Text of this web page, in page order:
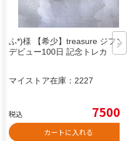
ふ*)様 【希少】treasure ジフン
デビュー100日 記念トレカ
マイストア在庫： 2227
税込 7500
カートに入れる